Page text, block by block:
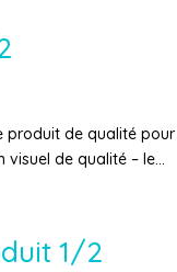
produit de qualité
de qualité – le...
1/2